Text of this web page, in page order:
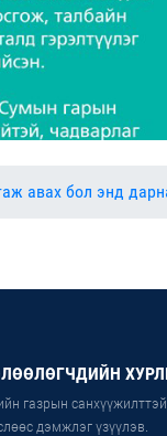
авах бол энд
газрын
дэмжлэг үзүүлэв.